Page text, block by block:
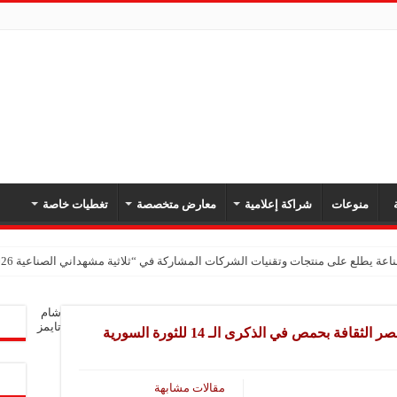
منوعات شراكة إعلامية معارض متخصصة تغطيات خاصة
يطلع على منتجات وتقنيات الشركات المشاركة في “ثلاثية مشهداني الصناعية 2026” بدمشق
البلاستيك: المعارض المتخصصة فرصة لتعزيز التعاون ورفد السوق السورية بمنتجات
بحمص في الذكرى الـ 14 للثورة السورية
مقالات مشابهة
شام
تايمز